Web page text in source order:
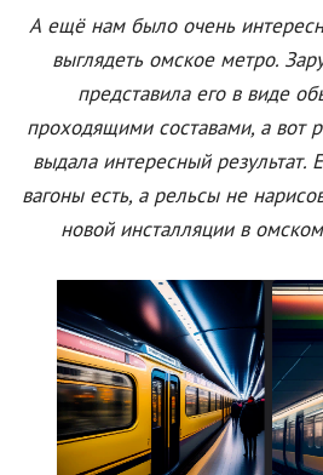
А ещё нам было очень
выглядеть омское метро.
представила его в виде
проходящими составами, а вот
выдала интересный результат.
вагоны есть, а рельсы не
новой инсталляции в